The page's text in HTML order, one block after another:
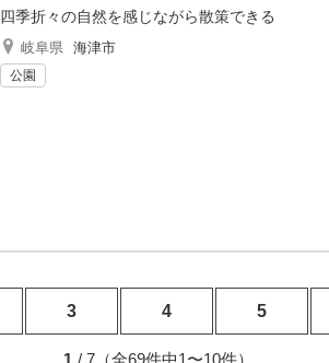
四季折々の自然を感じながら散策できる
岐阜県 海津市
公園
3 4 5
1 / 7（全69件中1〜10件）